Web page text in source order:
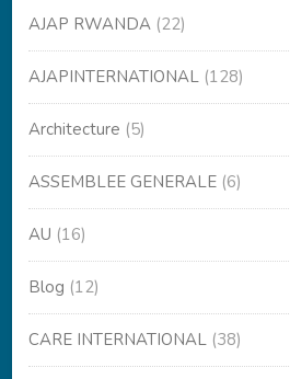
AJAP RWANDA (22)
AJAPINTERNATIONAL (128)
Architecture (5)
ASSEMBLEE GENERALE (6)
AU (16)
Blog (12)
CARE INTERNATIONAL (38)